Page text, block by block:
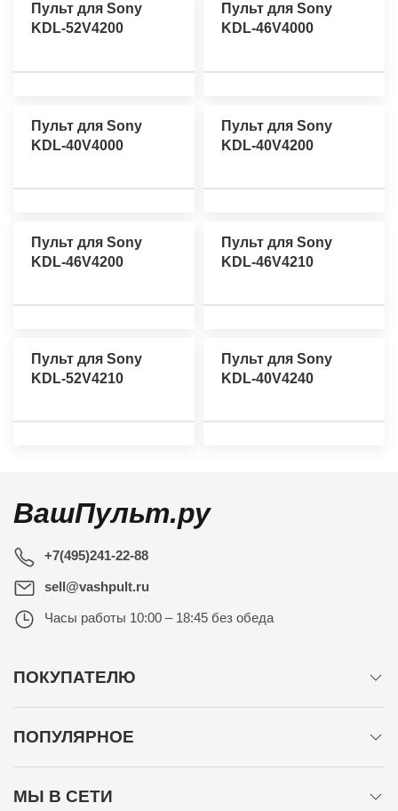
Пульт для Sony
KDL-52V4200
Пульт для Sony
KDL-46V4000
Пульт для Sony
KDL-40V4000
Пульт для Sony
KDL-40V4200
Пульт для Sony
KDL-46V4200
Пульт для Sony
KDL-46V4210
Пульт для Sony
KDL-52V4210
Пульт для Sony
KDL-40V4240
ВашПульт.ру
+7(495)241-22-88
sell@vashpult.ru
Часы работы 10:00 – 18:45 без обеда
ПОКУПАТЕЛЮ
ПОПУЛЯРНОЕ
МЫ В СЕТИ